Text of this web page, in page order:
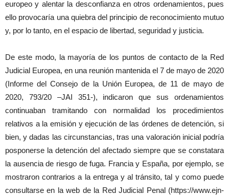
europeo y alentar la desconfianza en otros ordenamientos, pues
ello provocaría una quiebra del principio de reconocimiento mutuo
y, por lo tanto, en el espacio de libertad, seguridad y justicia.
De este modo, la mayoría de los puntos de contacto de la Red
Judicial Europea, en una reunión mantenida el 7 de mayo de 2020
(Informe del Consejo de la Unión Europea, de 11 de mayo de
2020, 793/20 –JAI 351-), indicaron que sus ordenamientos
continuaban tramitando con normalidad los procedimientos
relativos a la emisión y ejecución de las órdenes de detención, si
bien, y dadas las circunstancias, tras una valoración inicial podría
posponerse la detención del afectado siempre que se constatara
la ausencia de riesgo de fuga. Francia y España, por ejemplo, se
mostraron contrarios a la entrega y al tránsito, tal y como puede
consultarse en la web de la Red Judicial Penal (https://www.ejn-